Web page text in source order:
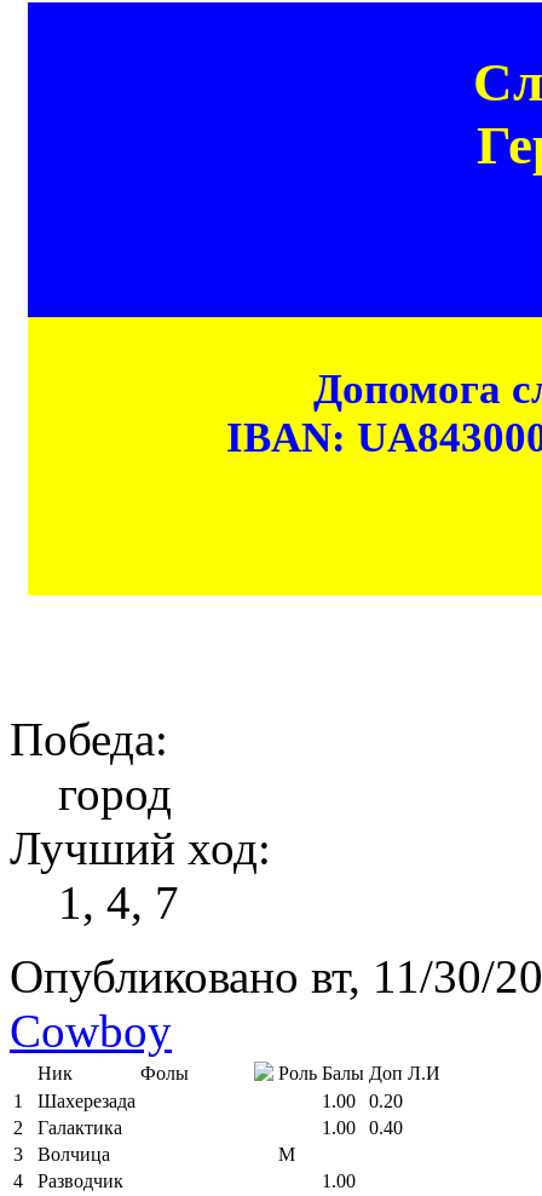
Допомога
IBAN:
Победа:
город
Лучший ход:
1, 4, 7
Опубликовано вт, 11/30/
Cowboy
Ник Фолы Роль Балы Доп Л.И
1
Шахерезада 1.00
0.20
2
Галактика 1.00
0.40
3
Волчица
М
4
Разводчик
1.00